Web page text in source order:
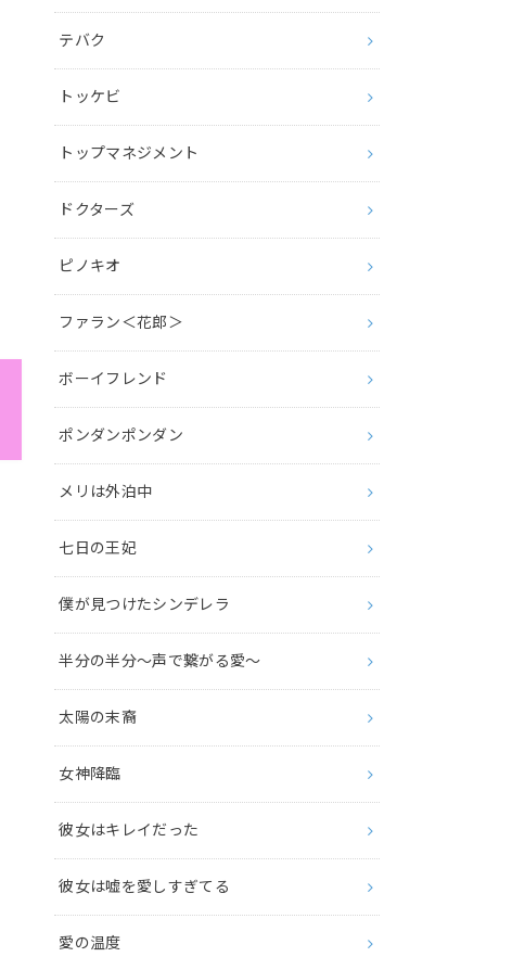
テバク
トッケビ
トップマネジメント
ドクターズ
ピノキオ
ファラン＜花郎＞
ボーイフレンド
ポンダンポンダン
メリは外泊中
七日の王妃
僕が見つけたシンデレラ
半分の半分～声で繋がる愛～
太陽の末裔
女神降臨
彼女はキレイだった
彼女は嘘を愛しすぎてる
愛の温度